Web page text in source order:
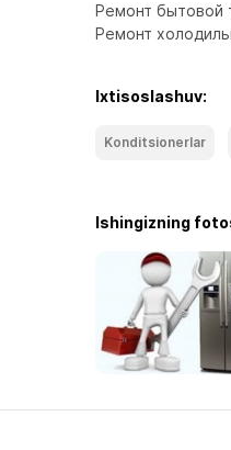
Ремонт бытовой
Ремонт
Ixtisoslashuv:
Konditsionerlar
Ishingizning